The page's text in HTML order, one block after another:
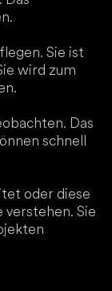
Sie ist
wird zum
Das
schnell
oder diese
Sie